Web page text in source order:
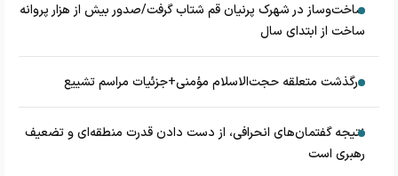
ساخت‌وساز در شهرک پرنیان قم شتاب گرفت/صدور بیش از هزار پروانه
ساخت از ابتدای سال
درگذشت متعلقه حجت‌الاسلام مؤمنی+جزئیات مراسم تشییع
نتیجه گفتمان‌های انحرافی، از دست دادن قدرت منطقه‌ای و تضعیف
رهبری است